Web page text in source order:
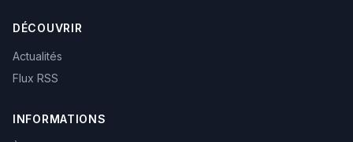
DÉCOUVRIR
Actualités
Flux RSS
INFORMATIONS